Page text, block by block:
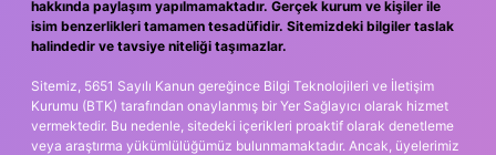
hakkında paylaşım yapılmamaktadır. Gerçek kurum ve kişiler ile
isim benzerlikleri tamamen tesadüfidir. Sitemizdeki bilgiler taslak
halindedir ve tavsiye niteliği taşımazlar.
Sitemiz, 5651 Sayılı Kanun gereğince Bilgi Teknolojileri ve İletişim
Kurumu (BTK) tarafından onaylanmış bir Yer Sağlayıcı olarak hizmet
vermektedir. Bu nedenle, sitedeki içerikleri proaktif olarak denetleme
veya araştırma yükümlülüğümüz bulunmamaktadır. Ancak, üyelerimiz